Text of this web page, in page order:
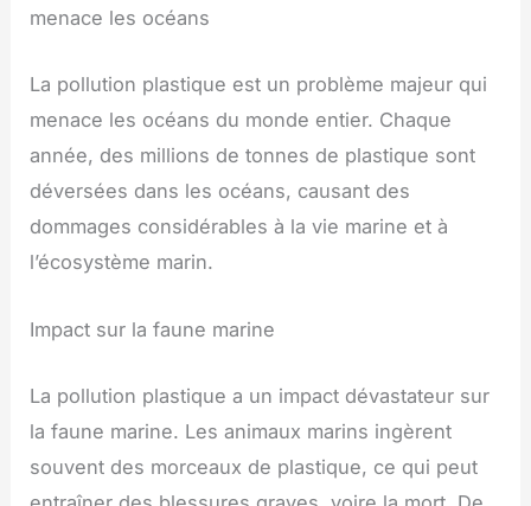
menace les océans
La pollution plastique est un problème majeur qui
menace les océans du monde entier. Chaque
année, des millions de tonnes de plastique sont
déversées dans les océans, causant des
dommages considérables à la vie marine et à
l’écosystème marin.
Impact sur la faune marine
La pollution plastique a un impact dévastateur sur
la faune marine. Les animaux marins ingèrent
souvent des morceaux de plastique, ce qui peut